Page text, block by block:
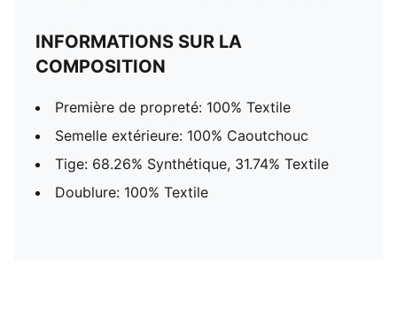
INFORMATIONS SUR LA
COMPOSITION
Première de propreté: 100% Textile
Semelle extérieure: 100% Caoutchouc
Tige: 68.26% Synthétique, 31.74% Textile
Doublure: 100% Textile